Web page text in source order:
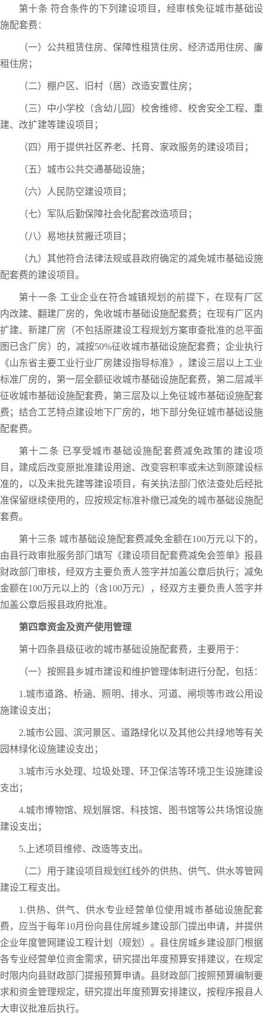
第十条 符合条件的下列建设项目，经审核免征城市基础设
施配套费：
（一）公共租赁住房、保障性租赁住房、经济适用住房、廉
租住房；
（二）棚户区、旧村（居）改造安置住房；
（三）中小学校（含幼儿园）校舍维修、校舍安全工程、重
建、改扩建等建设项目；
（四）用于提供社区养老、托育、家政服务的建设项目；
（五）城市公共交通基础设施；
（六）人民防空建设项目；
（七）军队后勤保障社会化配套改造项目；
（八）易地扶贫搬迁项目；
（九）其他符合法律法规或县政府确定的减免城市基础设施
配套费的建设项目。
第十一条 工业企业在符合城镇规划的前提下，在现有厂区
内改建、翻建厂房的，免收城市基础设施配套费；在现有厂区内
扩建、新建厂房（不包括原建设工程规划方案审查批准的总平面
图已含厂房）的，减按50%征收城市基础设施配套费；企业执行
《山东省主要工业行业厂房建设指导标准》，建设三层以上工业
标准厂房的，第一层全额征收城市基础设施配套费，第二层减半
征收城市基础设施配套费，第三层及以上免征城市基础设施配套
费；结合工艺特点建设地下厂房的，地下部分免征城市基础设施
配套费。
第十二条 已享受城市基础设施配套费减免政策的建设项
目，建成后改变原批准建设用途、改变容积率或未达到原建设标
准的，以及未批先建等建设项目，有关执法部门依法查处后经批
准保留继续使用的，应按规定标准补缴已减免的城市基础设施配
套费。
第十三条 城市基础设施配套费减免金额在100万元以下的，
由县行政审批服务部门填写《建设项目配套费减免会签单》报县
财政部门审核，经双方主要负责人签字并加盖公章后执行；减免
金额在100万元以上的（含100万元），经双方主要负责人签字并
加盖公章后报县政府批准。
第四章资金及资产使用管理
第十四条县级征收的城市基础设施配套费，主要用于：
（一）按照县乡城市建设和维护管理体制进行分配，包括：
1.城市道路、桥涵、照明、排水、河道、闸坝等市政公用设
施建设支出；
2.城市公园、滨河景区、道路绿化以及其他公共绿地等有关
园林绿化设施建设支出；
3.城市污水处理、垃圾处理、环卫保洁等环境卫生设施建设
支出；
4.城市博物馆、规划展馆、科技馆、图书馆等公共场馆设施
建设支出；
5.上述项目维修、改造等支出。
（二）用于建设项目规划红线外的供热、供气、供水等管网
建设工程支出。
1.供热、供气、供水专业经营单位使用城市基础设施配套
费，应当于每年10月份向县住房城乡建设部门提出申请，并提供
企业年度管网建设工程计划（规划）。县住房城乡建设部门根据
各专业经营单位资金需求，研究提出年度预算安排建议，在规定
时限内向县财政部门提报预算申请。县财政部门按照预算编制要
求和资金管理规定，研究提出年度预算安排建议，按程序报县人
大审议批准后执行。